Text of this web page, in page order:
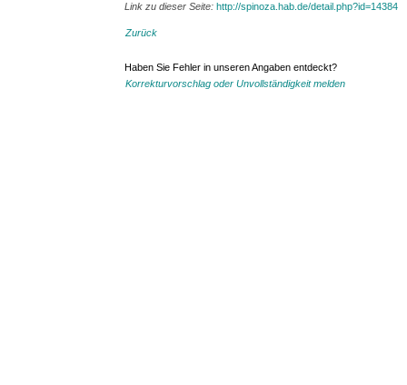
Link zu dieser Seite:http://spinoza.hab.de/detail.php?id=14384
Zurück
Haben Sie Fehler in unseren Angaben entdeckt?
Korrekturvorschlag oder Unvollständigkeit melden